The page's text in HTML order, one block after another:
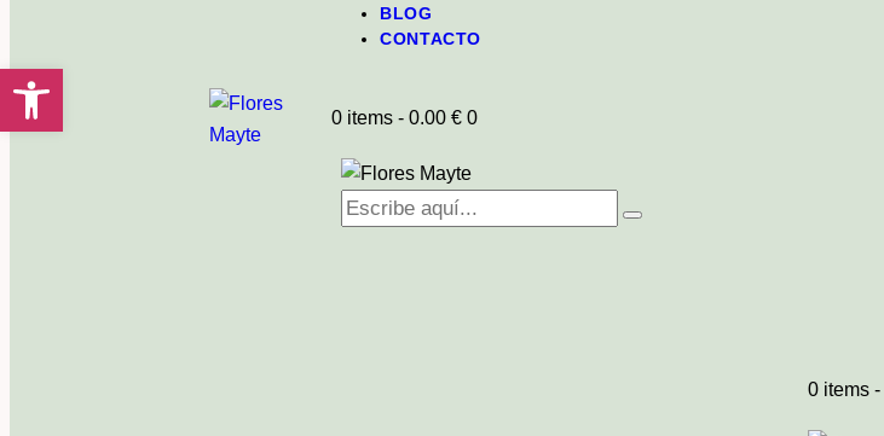
BLOG
CONTACTO
0 items - 0.00 € 0
0 items -
Abrir barra de herramientas